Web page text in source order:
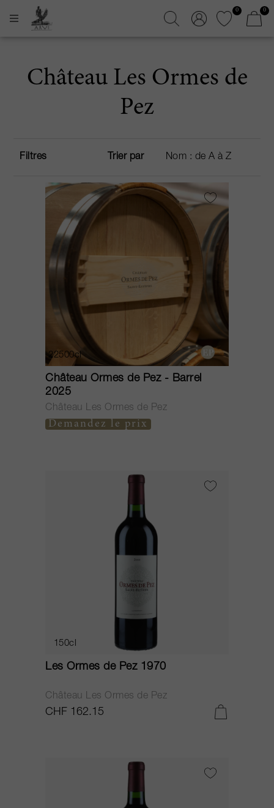
0 0
Château Les Ormes de
Pez
Filtres Trier par
22500cl
Château Ormes de Pez - Barrel
2025
Château Les Ormes de Pez
Demandez le prix
150cl
Les Ormes de Pez 1970
Château Les Ormes de Pez
CHF 162.15